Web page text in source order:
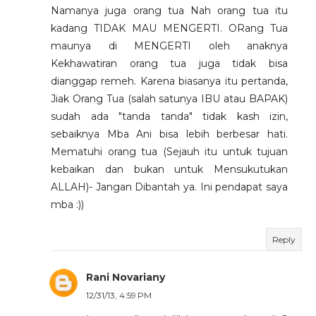
Namanya juga orang tua Nah orang tua itu
kadang TIDAK MAU MENGERTI. ORang Tua
maunya di MENGERTI oleh anaknya
Kekhawatiran orang tua juga tidak bisa
dianggap remeh. Karena biasanya itu pertanda,
Jiak Orang Tua (salah satunya IBU atau BAPAK)
sudah ada "tanda tanda" tidak kash izin,
sebaiknya Mba Ani bisa lebih berbesar hati.
Mematuhi orang tua (Sejauh itu untuk tujuan
kebaikan dan bukan untuk Mensukutukan
ALLAH)- Jangan Dibantah ya. Ini pendapat saya
mba :))
Reply
Rani Novariany
12/31/13, 4:59 PM